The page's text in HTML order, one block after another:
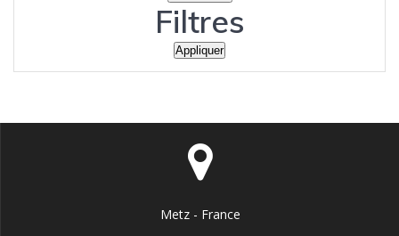
Filtres
Appliquer
Metz - France